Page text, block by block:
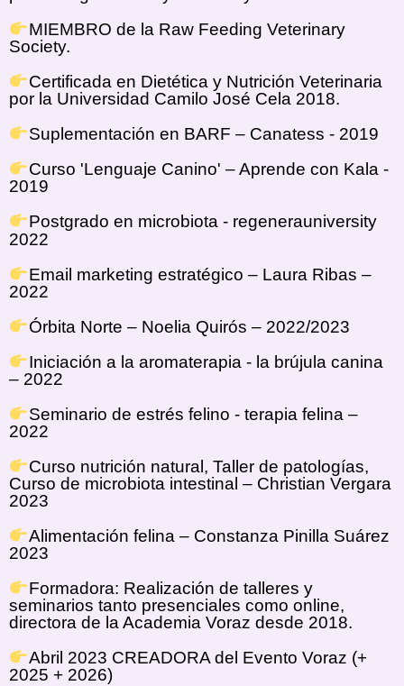
MIEMBRO de la Raw Feeding Veterinary
Society.
Certificada en Dietética y Nutrición Veterinaria
por la Universidad Camilo José Cela 2018.
Suplementación en BARF – Canatess - 2019
Curso 'Lenguaje Canino' – Aprende con Kala -
2019
Postgrado en microbiota - regenerauniversity
2022
Email marketing estratégico – Laura Ribas –
2022
Órbita Norte – Noelia Quirós – 2022/2023
Iniciación a la aromaterapia - la brújula canina
– 2022
Seminario de estrés felino - terapia felina –
2022
Curso nutrición natural, Taller de patologías,
Curso de microbiota intestinal – Christian Vergara
2023
Alimentación felina – Constanza Pinilla Suárez
2023
Formadora: Realización de talleres y
seminarios tanto presenciales como online,
directora de la Academia Voraz desde 2018.
Abril 2023 CREADORA del Evento Voraz (+
2025 + 2026)